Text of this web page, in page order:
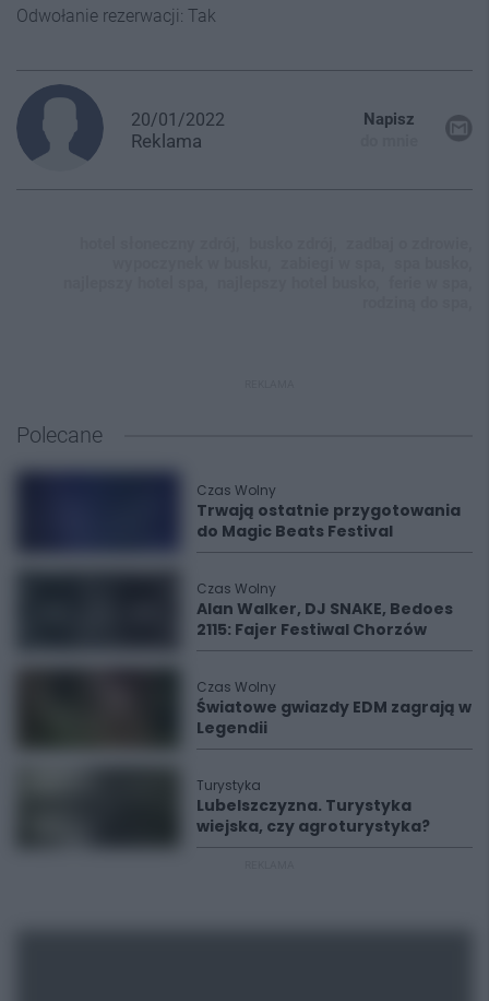
Odwołanie rezerwacji: Tak
20/01/2022
Reklama
Napisz
Polecane
Czas Wolny
Trwają ostatnie przygotowania
do Magic Beats Festival
Czas Wolny
Alan Walker, DJ SNAKE, Bedoes
2115: Fajer Festiwal Chorzów
Czas Wolny
Światowe gwiazdy EDM zagrają w
Legendii
Turystyka
Lubelszczyzna. Turystyka
wiejska, czy agroturystyka?